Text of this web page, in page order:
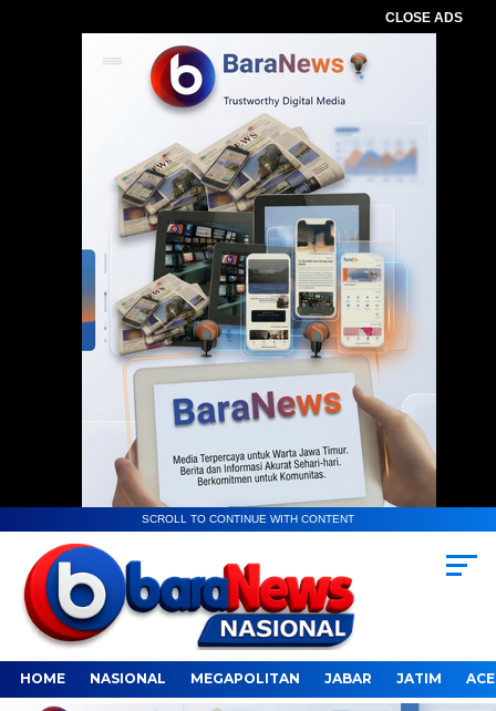
CLOSE ADS
SCROLL TO CONTINUE WITH CONTENT
HOME NASIONAL MEGAPOLITAN JABAR JATIM